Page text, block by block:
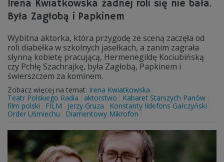
Irena Kwiatkowska żadnej roli się nie bała.
Była Zagłobą i Papkinem
Wybitna aktorka, która przygodę ze sceną zaczęła od
roli diabełka w szkolnych jasełkach, a zanim zagrała
słynną kobietę pracującą, Hermenegildę Kociubińską
czy Pchłę Szachrajkę, była Zagłobą, Papkinem i
świerszczem za kominem.
Zobacz więcej na temat: Irena Kwiatkowska
Teatr Polskiego Radia
aktorstwo
Kabaret Starszych Panów
film polski
FILM Jerzy Gruza
Konstanty Ildefons Gałczyński
Order Uśmiechu
Diamentowy Mikrofon